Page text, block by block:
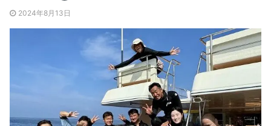
2024年8月13日